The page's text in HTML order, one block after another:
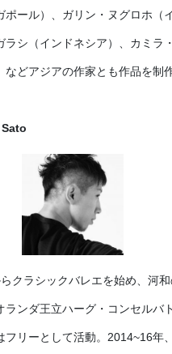
ポール）、ガリン・ヌグロホ（
ラシ（インドネシア）、カミラ
などアジアの作家とも作品を制
クラシックバレエを始め、河
ランダ王立ハーグ・コンセルバ
フリーとして活動。2014~16年